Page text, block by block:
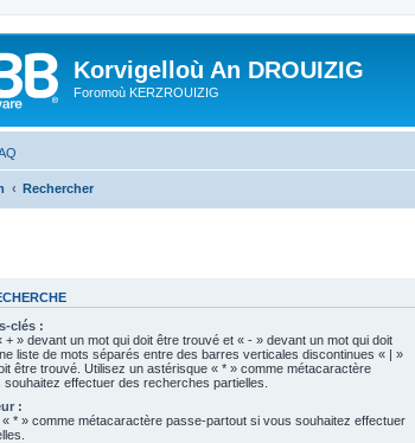
Korvigelloù An DROUIZIG
Foromoù KERZROUIZIG
Rechercher
clés :
» devant un mot qui doit être trouvé et « - » devant un mot qui doit
liste de mots séparés entre des barres verticales discontinues « | »
être trouvé. Utilisez un astérisque « * » comme métacaractère
effectuer des recherches partielles.
:
* » comme métacaractère passe-partout si vous souhaitez effectuer